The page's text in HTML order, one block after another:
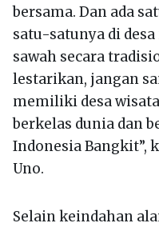
bersama. Dan ada
satu-satunya di
sawah secara
lestarikan, jangan
memiliki desa
berkelas dunia dan
Indonesia Bangkit”,
Uno.
Selain keindahan